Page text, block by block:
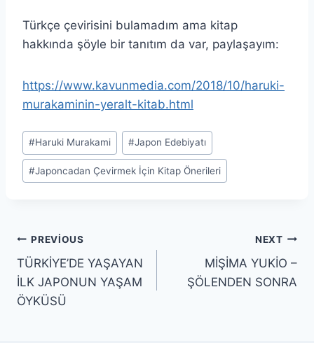
Türkçe çevirisini bulamadım ama kitap
hakkında şöyle bir tanıtım da var, paylaşayım:
https://www.kavunmedia.com/2018/10/haruki-
murakaminin-yeralt-kitab.html
Post
Tags:
#Haruki Murakami #Japon Edebiyatı
#Japoncadan Çevirmek İçin Kitap Önerileri
YAZI
GEZINMESI
PREVIOUS
TÜRKİYE’DE YAŞAYAN
İLK JAPONUN YAŞAM
ÖYKÜSÜ
NEXT
MİŞİMA YUKİO –
ŞÖLENDEN SONRA